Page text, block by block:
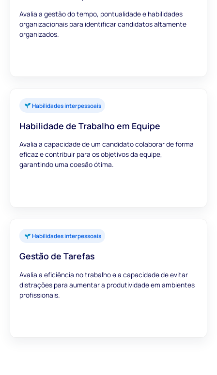
Avalia a gestão do tempo, pontualidade e habilidades
organizacionais para identificar candidatos altamente
organizados.
Habilidades interpessoais
Habilidade de Trabalho em Equipe
Avalia a capacidade de um candidato colaborar de forma
eficaz e contribuir para os objetivos da equipe,
garantindo uma coesão ótima.
Habilidades interpessoais
Gestão de Tarefas
Avalia a eficiência no trabalho e a capacidade de evitar
distrações para aumentar a produtividade em ambientes
profissionais.